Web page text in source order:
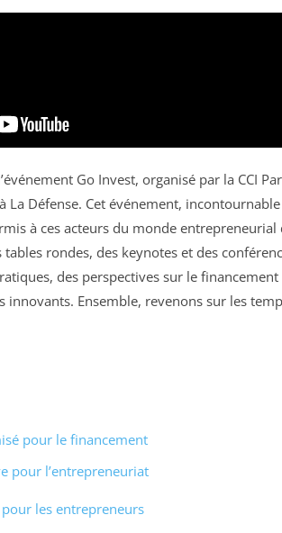
Go Invest, organisé par la CCI
La Défense. Cet événement,
à ces acteurs du monde
rondes, des keynotes et des
des perspectives sur le
Ensemble, revenons sur les
pour le financement
pour l’entrepreneuriat
les entrepreneurs